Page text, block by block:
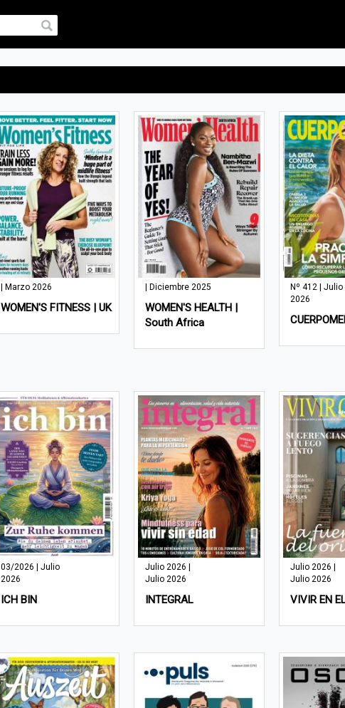
| Marzo 2026
WOMEN'S FITNESS | UK
| Diciembre 2025
WOMEN'S HEALTH |
South Africa
Nº 412 | Julio
2026
03/2026 | Julio
2026
ICH BIN
Julio 2026 |
Julio 2026
INTEGRAL
Julio 2026 |
Julio 2026
VIVIR EN